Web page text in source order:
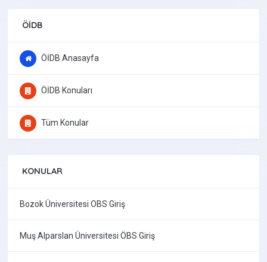
ÖİDB
ÖİDB Anasayfa
ÖİDB Konuları
Tüm Konular
KONULAR
Bozok Üniversitesi OBS Giriş
Muş Alparslan Üniversitesi ÖBS Giriş